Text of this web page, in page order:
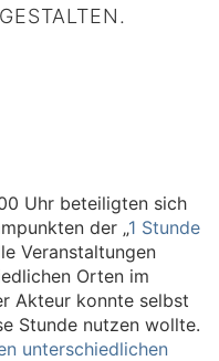
Uhr beteiligten sich
der „1 Stunde
Veranstaltungen
Orten im
Akteur konnte selbst
Stunde nutzen wollte.
unterschiedlichen